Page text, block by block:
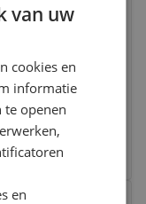
bamboe -
x 22,5 cm -
van uw
cookies en
informatie
te openen
en